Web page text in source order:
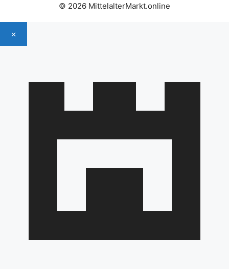
© 2026 MittelalterMarkt.online
×